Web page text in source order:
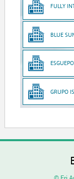
FULLY
BLUE
GRUPO